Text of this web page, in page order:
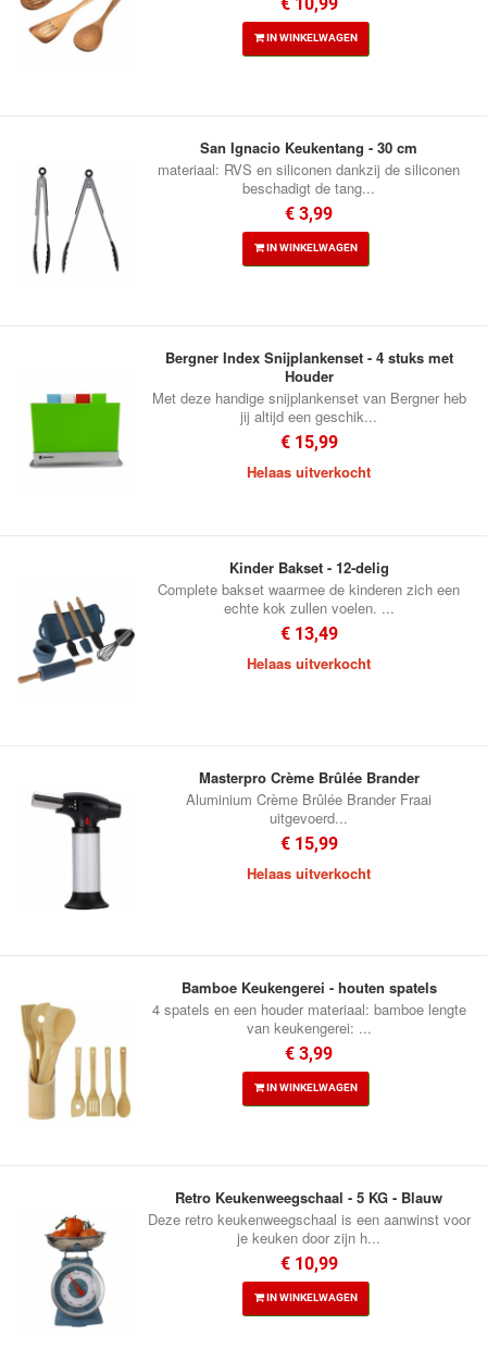
IN WINKELWAGEN
San Ignacio Keukentang - 30 cm
materiaal: RVS en siliconen dankzij de siliconen
beschadigt de tang...
€ 3,99
IN WINKELWAGEN
Bergner Index Snijplankenset - 4 stuks met
Houder
Met deze handige snijplankenset van Bergner heb
jij altijd een geschik...
€ 15,99
Helaas uitverkocht
Kinder Bakset - 12-delig
Complete bakset waarmee de kinderen zich een
echte kok zullen voelen. ...
€ 13,49
Helaas uitverkocht
Masterpro Crème Brûlée Brander
Aluminium Crème Brûlée Brander Fraai
uitgevoerd...
€ 15,99
Helaas uitverkocht
Bamboe Keukengerei - houten spatels
4 spatels en een houder materiaal: bamboe lengte
van keukengerei: ...
€ 3,99
IN WINKELWAGEN
Retro Keukenweegschaal - 5 KG - Blauw
Deze retro keukenweegschaal is een aanwinst voor
je keuken door zijn h...
€ 10,99
IN WINKELWAGEN